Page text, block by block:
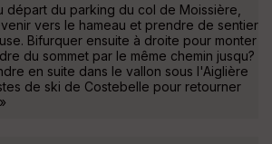
départ du parking du col de Moissière,
vers le hameau et prendre de sentier
Bifurquer ensuite à droite pour monter
du sommet par le même chemin jusqu?
en suite dans le vallon sous l'Aiglière
de ski de Costebelle pour retourner